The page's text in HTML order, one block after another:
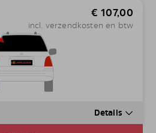
€ 107,00
incl. verzendkosten en btw
Details